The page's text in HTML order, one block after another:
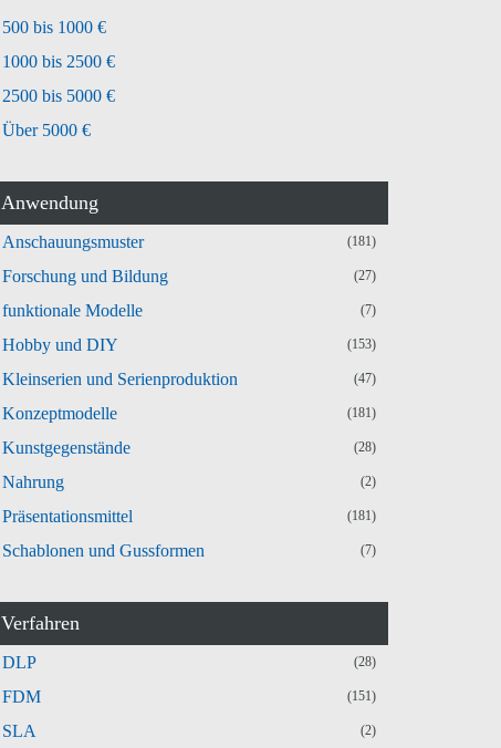
500 bis 1000 €
1000 bis 2500 €
2500 bis 5000 €
Über 5000 €
Anwendung
Anschauungsmuster (181)
Forschung und Bildung (27)
funktionale Modelle (7)
Hobby und DIY (153)
Kleinserien und Serienproduktion (47)
Konzeptmodelle (181)
Kunstgegenstände (28)
Nahrung (2)
Präsentationsmittel (181)
Schablonen und Gussformen (7)
Verfahren
DLP (28)
FDM (151)
SLA (2)